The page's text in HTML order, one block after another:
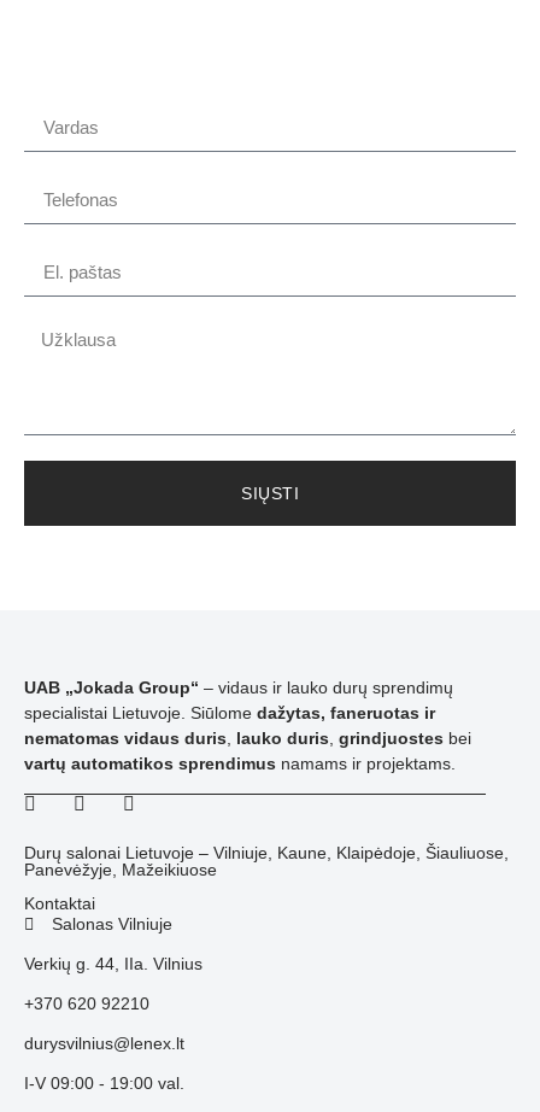
SIŲSTI
UAB „Jokada Group“ – vidaus ir lauko durų sprendimų
specialistai Lietuvoje. Siūlome dažytas, faneruotas ir
nematomas vidaus duris lauko duris grindjuostes bei
vartų automatikos sprendimus namams ir projektams.
Durų salonai Lietuvoje – Vilniuje, Kaune, Klaipėdoje, Šiauliuose,
Panevėžyje, Mažeikiuose
Kontaktai
Salonas Vilniuje
Verkių g. 44, IIa. Vilnius
+370 620 92210
durysvilnius@lenex.lt
I-V 09:00 - 19:00 val.